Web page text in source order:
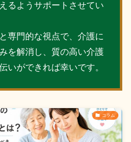
るようサポートさせてい
専門的な視点で、介護に
を解消し、質の高い介護
いができれば幸いです。
コラム